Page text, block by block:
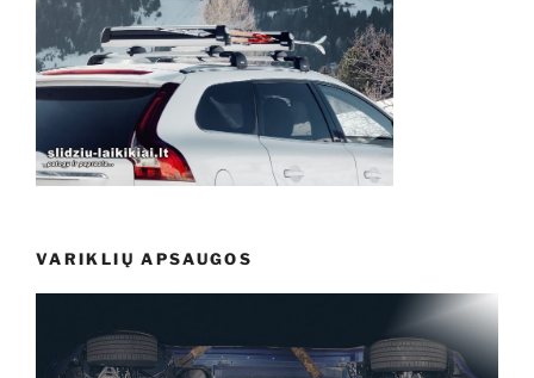
VARIKLIŲ APSAUGOS